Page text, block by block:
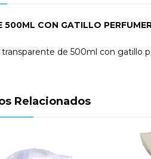
500ML CON GATILLO
de 500ml con gatillo
Relacionados